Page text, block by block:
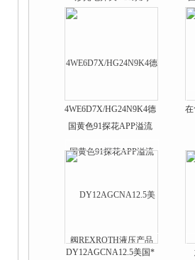
4WE6D7X/HG24N9K4德
国黄色91探花APP溢流
DY12AGCNA12.5美国*